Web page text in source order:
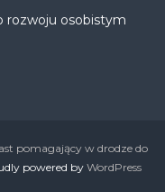
rozwoju osobistym
pomagający w drodze do
powered byWordPress